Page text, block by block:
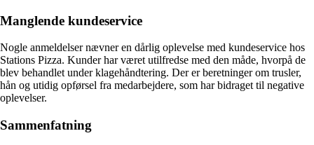
Manglende kundeservice
Nogle anmeldelser nævner en dårlig oplevelse med kundeservice hos
Stations Pizza. Kunder har været utilfredse med den måde, hvorpå de
blev behandlet under klagehåndtering. Der er beretninger om trusler,
hån og utidig opførsel fra medarbejdere, som har bidraget til negative
oplevelser.
Sammenfatning